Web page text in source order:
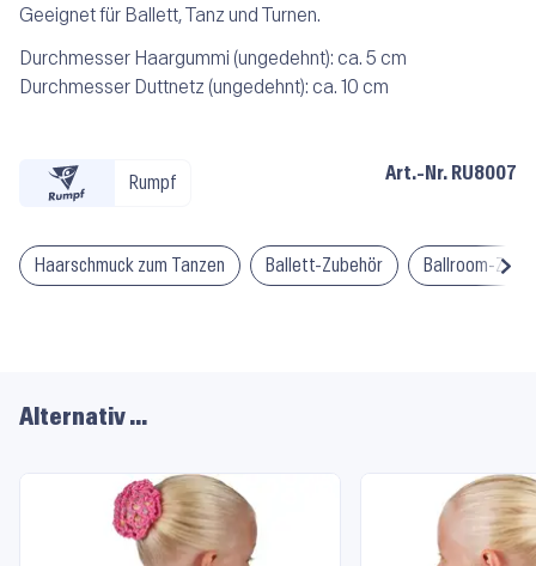
Geeignet für Ballett, Tanz und Turnen.
Durchmesser Haargummi (ungedehnt): ca. 5 cm
Durchmesser Duttnetz (ungedehnt): ca. 10 cm
Rumpf Art.-Nr. RU8007
Haarschmuck zum Tanzen Ballett-Zubehör Ballroom-
Alternativ …